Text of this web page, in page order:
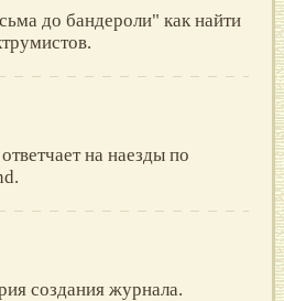
до бандероли" как найти
на наезды по
создания журнала.